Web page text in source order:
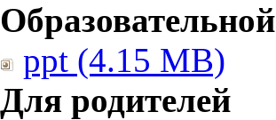
ppt (4.15 MB)
Для родителей